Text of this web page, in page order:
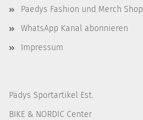
Paedys Fashion und Merch Shop
WhatsApp Kanal abonnieren
Impressum
Pädys Sportartikel Est.
BIKE & NORDIC Center